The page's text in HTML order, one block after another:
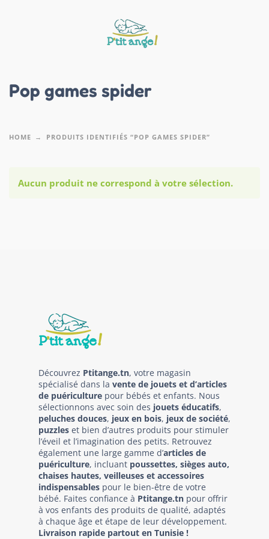
Pop games spider
HOME PRODUITS IDENTIFIÉS “POP GAMES SPIDER”
Aucun produit ne correspond à votre sélection.
Découvrez Ptitange.tn, votre magasin
spécialisé dans la vente de jouets et d’articles
de puériculture pour bébés et enfants. Nous
sélectionnons avec soin des jouets éducatifs,
peluches douces, jeux en bois, jeux de société,
puzzles et bien d’autres produits pour stimuler
l’éveil et l’imagination des petits. Retrouvez
également une large gamme d’articles de
puériculture, incluant poussettes, sièges auto,
chaises hautes, veilleuses et accessoires
indispensables pour le bien-être de votre
bébé. Faites confiance à Ptitange.tn pour offrir
à vos enfants des produits de qualité, adaptés
à chaque âge et étape de leur développement.
Livraison rapide partout en Tunisie !